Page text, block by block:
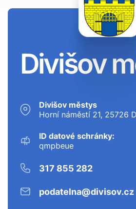
Divišov
Divišov městys
Horní náměstí 21, 25726
ID datové schránky:
qmpbeue
317 855 282
podatelna@divisov.cz